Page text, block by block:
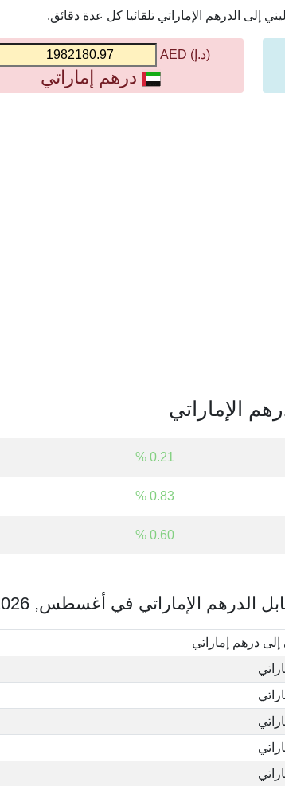
إلى الدرهم الإماراتي تلقائيا كل عدة دقائق.
(د.إ) AED
درهم إماراتي
الإماراتي
0.21 %
0.83 %
0.60 %